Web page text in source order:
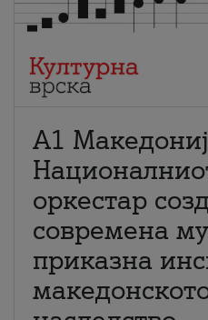
А1
оркестар
современа
приказна